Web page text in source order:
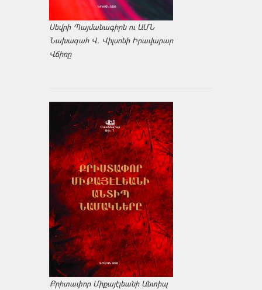
Սեվրի Պայմանագիրն ու ԱՄՆ
Նախագահ Վ. Վիլսոնի Իրավարար
Վճիռը
Քրիտափոր Միքայէլեանի Անտիպ